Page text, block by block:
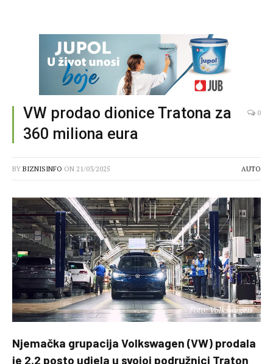
VW prodao dionice Tratona za
360 miliona eura
0
BY BIZNISINFO ON 21/03/2025 AUTO
Foto: Volkswagen
Njemačka grupacija Volkswagen (VW) prodala
je 2,2 posto udjela u svojoj podružnici Traton